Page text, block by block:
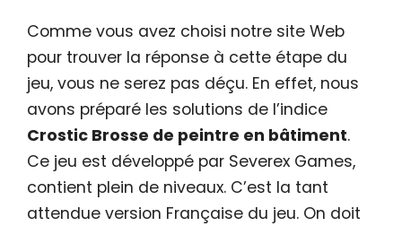
Comme vous avez choisi notre site Web
pour trouver la réponse à cette étape du
jeu, vous ne serez pas déçu. En effet, nous
avons préparé les solutions de l’indice
Crostic Brosse de peintre en bâtiment.
Ce jeu est développé par Severex Games,
contient plein de niveaux. C’est la tant
attendue version Française du jeu. On doit